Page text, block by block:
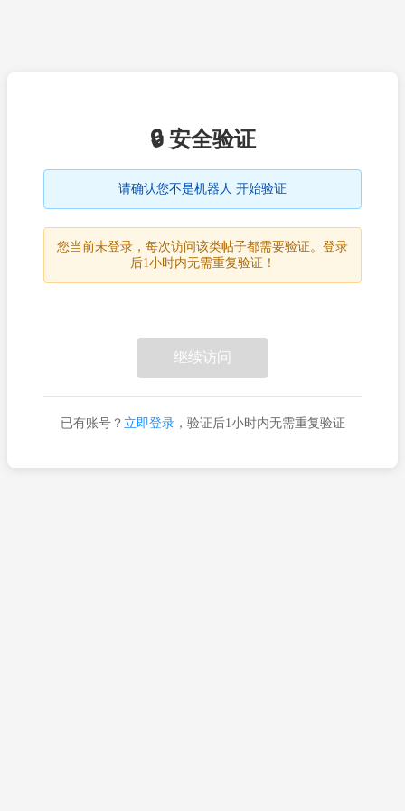
🔒 安全验证
请确认您不是机器人 开始验证
您当前未登录，每次访问该类帖子都需要验证。登录
后1小时内无需重复验证！
继续访问
已有账号？ 立即登录，验证后1小时内无需重复验证